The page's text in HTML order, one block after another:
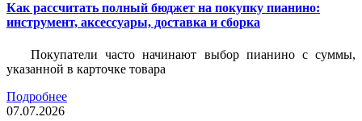
Как рассчитать полный бюджет на покупку пианино:
инструмент, аксессуары, доставка и сборка
Покупатели часто начинают выбор пианино с суммы,
указанной в карточке товара
Подробнее
07.07.2026